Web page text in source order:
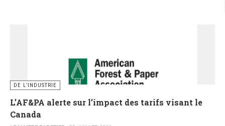
DE L’INDUSTRIE
L’AF&PA alerte sur l’impact des tarifs visant le
Canada